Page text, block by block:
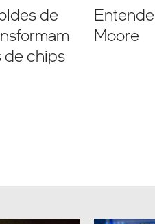
de
de chips
Moore